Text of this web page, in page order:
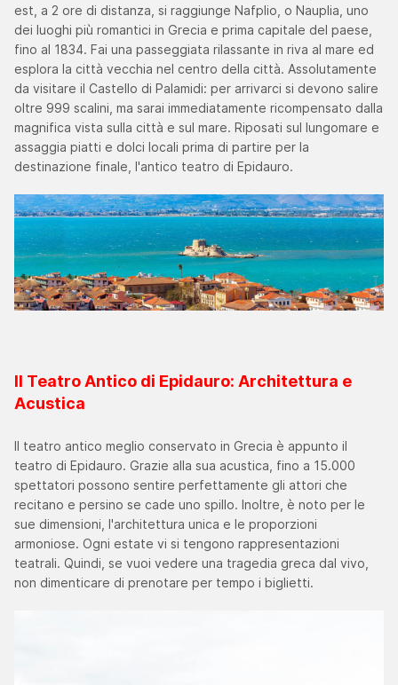
est, a 2 ore di distanza, si raggiunge Nafplio, o Nauplia, uno
dei luoghi più romantici in Grecia e prima capitale del paese,
fino al 1834. Fai una passeggiata rilassante in riva al mare ed
esplora la città vecchia nel centro della città. Assolutamente
da visitare il Castello di Palamidi: per arrivarci si devono salire
oltre 999 scalini, ma sarai immediatamente ricompensato dalla
magnifica vista sulla città e sul mare. Riposati sul lungomare e
assaggia piatti e dolci locali prima di partire per la
destinazione finale, l'antico teatro di Epidauro.
Il Teatro Antico di Epidauro: Architettura e
Acustica
Il teatro antico meglio conservato in Grecia è appunto il
teatro di Epidauro. Grazie alla sua acustica, fino a 15.000
spettatori possono sentire perfettamente gli attori che
recitano e persino se cade uno spillo. Inoltre, è noto per le
sue dimensioni, l'architettura unica e le proporzioni
armoniose. Ogni estate vi si tengono rappresentazioni
teatrali. Quindi, se vuoi vedere una tragedia greca dal vivo,
non dimenticare di prenotare per tempo i biglietti.